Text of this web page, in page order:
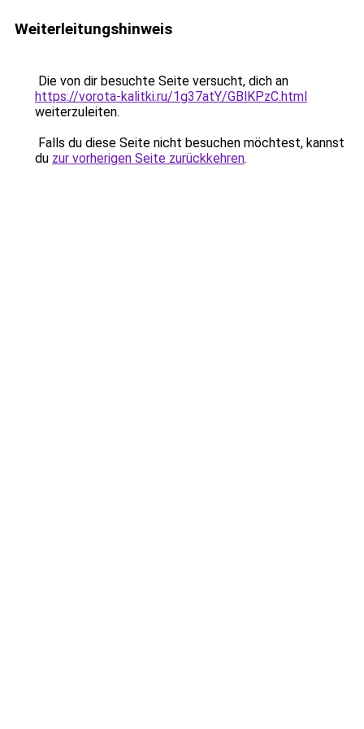
Weiterleitungshinweis
Die von dir besuchte Seite versucht, dich an
https://vorota-kalitki.ru/1g37atY/GBlKPzC.html
weiterzuleiten.
Falls du diese Seite nicht besuchen möchtest, kannst
du zur vorherigen Seite zurückkehren.